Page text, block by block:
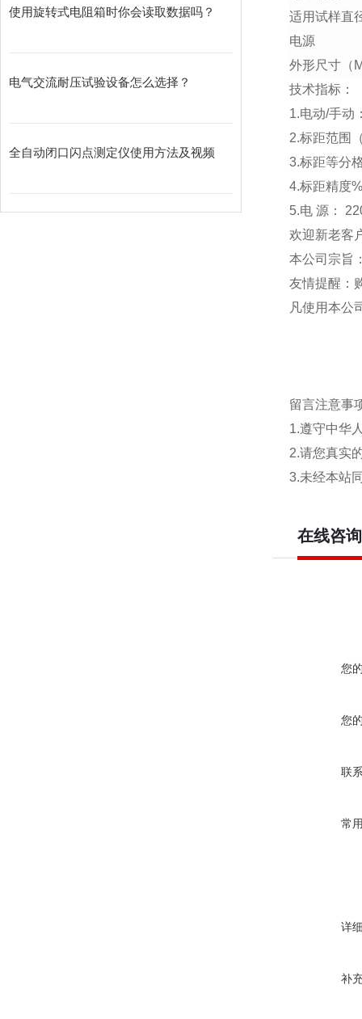
使用旋转式电阻箱时你会读取数据吗？
电气交流耐压试验设备怎么选择？
全自动闭口闪点测定仪使用方法及视频
适用试样直
电源
外形尺寸（
技术指标：
1.电动/手动
2.标距范围
3.标距等分
4.标距精度
5.电 源：
欢迎新老客
本公司宗旨
友情提醒：
凡使用本公
留言注意事
1.遵守中华
2.请您真实
3.未经本站
在线咨询
您
您
联
常
详
补